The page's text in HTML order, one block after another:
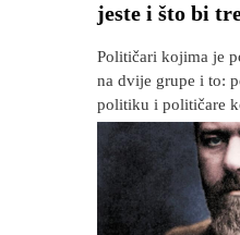
jeste i što bi
Političari kojima je
na dvije grupe i to:
politiku i političare